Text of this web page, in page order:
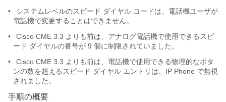
•
システムレベルのスピード ダイヤル コードは、電話機ユーザが
電話機で変更することはできません。
•
Cisco CME 3.3 よりも前は、アナログ電話機で使用できるスピ
ード ダイヤルの番号が 9 個に制限されていました。
•
Cisco CME 3.3 よりも前は、電話機で使用できる物理的なボタ
ンの数を超えるスピード ダイヤル エントリは、IP Phone で無視
されました。
手順の概要